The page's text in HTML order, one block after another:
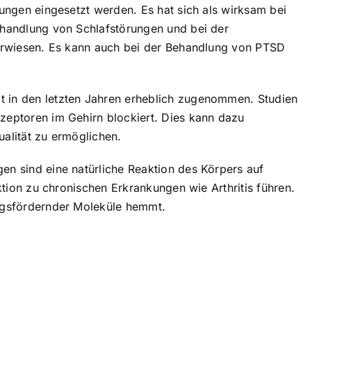
eingesetzt werden. Es hat sich als wirksam bei
von Schlafstörungen und bei der
Es kann auch bei der Behandlung von PTSD
den letzten Jahren erheblich zugenommen. Studien
im Gehirn blockiert. Dies kann dazu
zu ermöglichen.
sind eine natürliche Reaktion des Körpers auf
zu chronischen Erkrankungen wie Arthritis führen.
Moleküle hemmt.